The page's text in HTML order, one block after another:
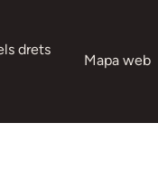
drets
Mapa web